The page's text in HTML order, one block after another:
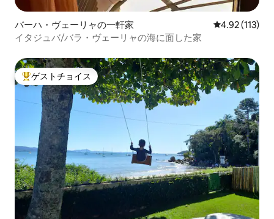
バーハ・ヴェーリャの一軒家 レビュー113
4.92 (113)
イタジュバ/バラ・ヴェーリャの海に面した家
大好評のゲストチョイスです。
ゲストチョイス